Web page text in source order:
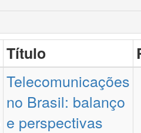
Título
Telecomunicações
no Brasil: balanço
e perspectivas